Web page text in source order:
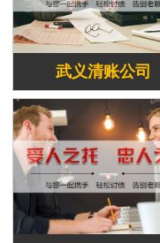
武义清账公司